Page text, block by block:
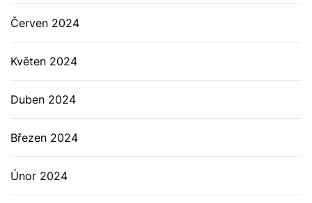
Červen 2024
Květen 2024
Duben 2024
Březen 2024
Únor 2024